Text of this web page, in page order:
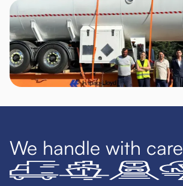
We handle with care